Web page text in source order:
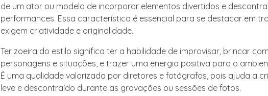
de um ator ou modelo de incorporar elementos divertidos e
performances. Essa característica é essencial para se destacar em
exigem criatividade e originalidade.
Ter zoeira do estilo significa ter a habilidade de improvisar, brincar
personagens e situações, e trazer uma energia positiva para o
É uma qualidade valorizada por diretores e fotógrafos, pois ajuda a
leve e descontraído durante as gravações ou sessões de fotos.